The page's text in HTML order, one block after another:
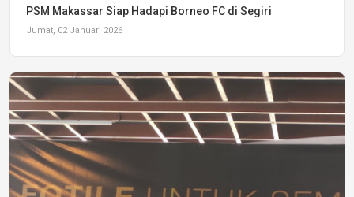
PSM Makassar Siap Hadapi Borneo FC di Segiri
Jumat, 02 Januari 2026